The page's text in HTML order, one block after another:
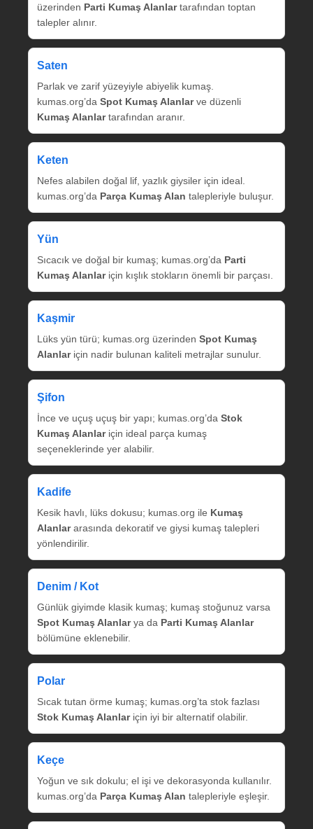
üzerinden Parti Kumaş Alanlartarafından toptan
talepler alınır.
Saten
Parlak ve zarif yüzeyiyle abiyelik kumaş.
kumas.org’da Spot Kumaş Alanlarve düzenli
Kumaş Alanlartarafından aranır.
Keten
Nefes alabilen doğal lif, yazlık giysiler için ideal.
kumas.org’da Parça Kumaş Alan talepleriyle buluşur.
Yün
Sıcacık ve doğal bir kumaş; kumas.org’da Parti
Kumaş Alanlariçin kışlık stokların önemli bir parçası.
Kaşmir
Lüks yün türü; kumas.org üzerinden Spot Kumaş
Alanlariçin nadir bulunan kaliteli metrajlar sunulur.
Şifon
İnce ve uçuş uçuş bir yapı; kumas.org’da Stok
Kumaş Alanlariçin ideal parça kumaş
seçeneklerinde yer alabilir.
Kadife
Kesik havlı, lüks dokusu; kumas.org ile Kumaş
Alanlararasında dekoratif ve giysi kumaş talepleri
yönlendirilir.
Denim / Kot
Günlük giyimde klasik kumaş; kumaş stoğunuz varsa
Spot Kumaş Alanlarya da Parti Kumaş Alanlar
bölümüne eklenebilir.
Polar
Sıcak tutan örme kumaş; kumas.org’ta stok fazlası
Stok Kumaş Alanlariçin iyi bir alternatif olabilir.
Keçe
Yoğun ve sık dokulu; el işi ve dekorasyonda kullanılır.
kumas.org’da Parça Kumaş Alan talepleriyle eşleşir.